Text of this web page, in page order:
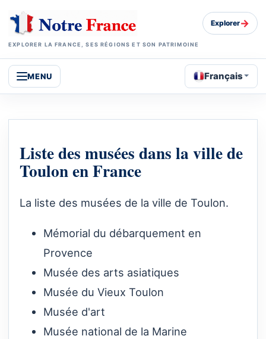
EXPLORER LA FRANCE, SES RÉGIONS ET SON PATRIMOINE
Explorer→
MENU Français
Liste des musées dans la ville de
Toulon en France
La liste des musées de la ville de Toulon.
Mémorial du débarquement en
Provence
Musée des arts asiatiques
Musée du Vieux Toulon
Musée d'art
Musée national de la Marine